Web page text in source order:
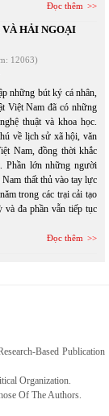
Đọc thêm
HẢI NGOẠI
12063)
những bút ký cá nhân,
Việt Nam đã có những
thuật và khoa học.
về lịch sử xã hội, văn
Nam, đồng thời khắc
Phần lớn những người
thất thủ vào tay lực
trong các trại cải tạo
đa phần vẫn tiếp tục
Đọc thêm
Based Publication
Organization.
Of The Authors.